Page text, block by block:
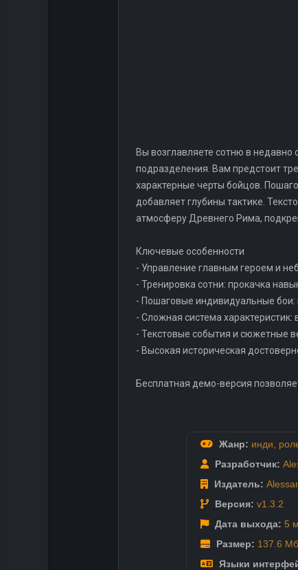
Вы возглавляете сотню в
подразделения. Вам предстоит
характерные черты бойцов.
добавляет глубины тактике.
атмосферу Древнего Рима,
Ключевые особенности
- Управление главным героем и
- Тренировка сотни: прокачка
- Пошаговые индивидуальные
- Сложная система
- Текстовые события и сюжетные
- Высокая историческая
Бесплатная демо-версия
Жанр: инди,
Разработчик:
Издатель:
Версия: v1.3.2
Дата выхода: 5
Размер: 137.6 Мб
Языки